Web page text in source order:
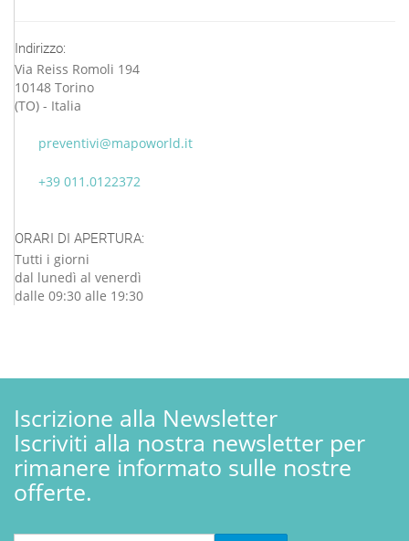
Indirizzo:
Via Reiss Romoli 194
10148 Torino
(TO) - Italia
preventivi@mapoworld.it
+39 011.0122372
ORARI DI APERTURA:
Tutti i giorni
dal lunedì al venerdì
dalle 09:30 alle 19:30
Iscrizione alla Newsletter
Iscriviti alla nostra newsletter per
rimanere informato sulle nostre
offerte.